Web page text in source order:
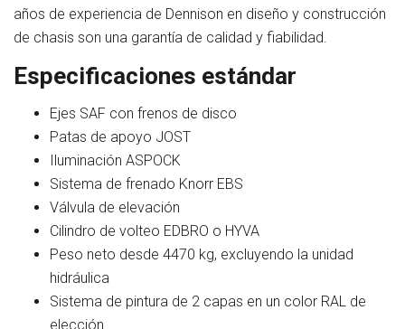
años de experiencia de Dennison en diseño y construcción
de chasis son una garantía de calidad y fiabilidad.
Especificaciones estándar
Ejes SAF con frenos de disco
Patas de apoyo JOST
Iluminación ASPOCK
Sistema de frenado Knorr EBS
Válvula de elevación
Cilindro de volteo EDBRO o HYVA
Peso neto desde 4470 kg, excluyendo la unidad
hidráulica
Sistema de pintura de 2 capas en un color RAL de
elección